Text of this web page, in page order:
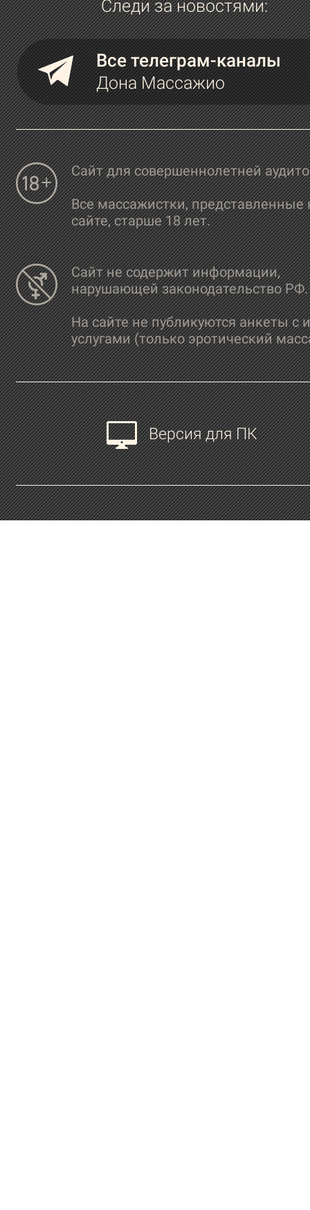
Следи за новостями:
Все телеграм-каналы
Дона Массажио
Сайт для совершеннолетней
Все массажистки, представленные
сайте, старше 18 лет.
Сайт не содержит информации,
нарушающей законодательство РФ.
На сайте не публикуются анкеты с
услугами (только эротический
Версия для ПК